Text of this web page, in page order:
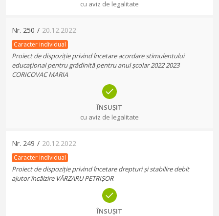
cu aviz de legalitate
Nr. 250 / 20.12.2022
Caracter individual
Proiect de dispoziție privind încetare acordare stimulentului
educațional pentru grădinită pentru anul școlar 2022 2023
CORICOVAC MARIA
ÎNSUȘIT
cu aviz de legalitate
Nr. 249 / 20.12.2022
Caracter individual
Proiect de dispoziție privind încetare drepturi și stabilire debit
ajutor încălzire VĂRZARU PETRIȘOR
ÎNSUȘIT